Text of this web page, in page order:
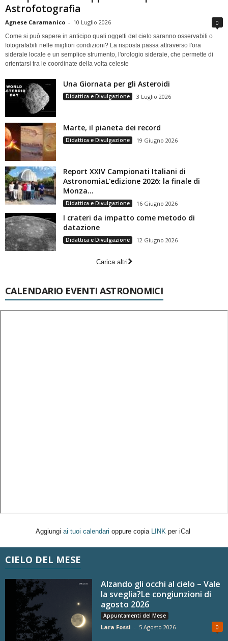
Astrofotografia
Agnese Caramanico - 10 Luglio 2026 0
Come si può sapere in anticipo quali oggetti del cielo saranno osservabili o
fotografabili nelle migliori condizioni? La risposta passa attraverso l'ora
siderale locale e un semplice strumento, l'orologio siderale, che permette di
orientarsi tra le coordinate della volta celeste
Una Giornata per gli Asteroidi
Didattica e Divulgazione 3 Luglio 2026
Marte, il pianeta dei record
Didattica e Divulgazione 19 Giugno 2026
Report XXIV Campionati Italiani di
AstronomiaL'edizione 2026: la finale di
Monza...
Didattica e Divulgazione 16 Giugno 2026
I crateri da impatto come metodo di
datazione
Didattica e Divulgazione 12 Giugno 2026
Carica altri
CALENDARIO EVENTI ASTRONOMICI
Aggiungi ai tuoi calendari oppure copia LINK per iCal
CIELO DEL MESE
Alzando gli occhi al cielo – Vale
la sveglia?Le congiunzioni di
agosto 2026
Appuntamenti del Mese
Lara Fossi - 5 Agosto 2026 0